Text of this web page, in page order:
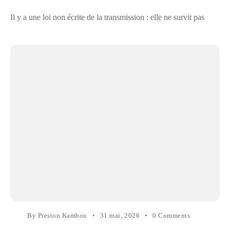
Il y a une loi non écrite de la transmission : elle ne survit pas
By Preston Kambou 31 mai, 2026 0 Comments